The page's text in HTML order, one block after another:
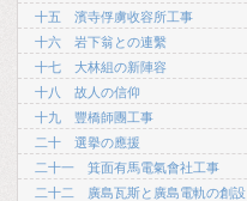
十五 濱寺俘虜收容所工事
十六 岩下翁との連繫
十七 大林組の新陣容
十八 故人の信仰
十九 豐橋師團工事
二十 選擧の應援
二十一 箕面有馬電氣會社工事
二十二 廣島瓦斯と廣島電軌の創設